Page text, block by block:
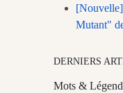
Mutant"
DERNIERS
Mots &